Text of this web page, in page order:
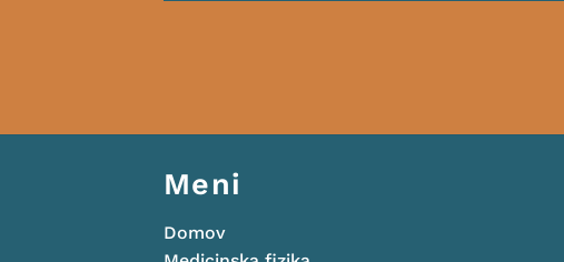
Meni
Domov